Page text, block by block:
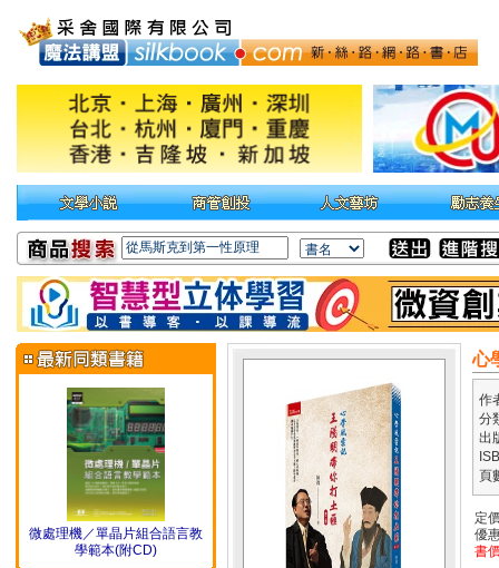
微處理機／單晶片組合語言教
學範本(附CD)
心
作
分
出
頁
定
優
書